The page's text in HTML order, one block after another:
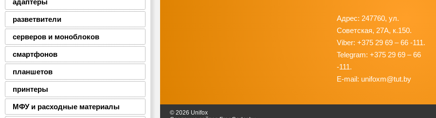
адаптеры
разветвители
серверов и моноблоков
смартфонов
планшетов
принтеры
МФУ и расходные материалы
Адрес: 247760, ул.
Советская, 27А, к.150.
Viber: +375 29 69 – 66 -111.
Telegram: +375 29 69 – 66
-111.
E-mail: unifoxm@tut.by
© 2026 Unifox